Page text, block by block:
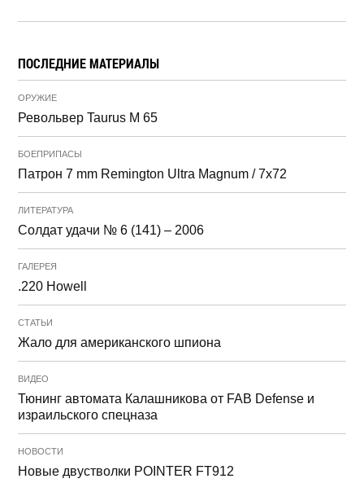
ПОСЛЕДНИЕ МАТЕРИАЛЫ
ОРУЖИЕ
Револьвер Taurus M 65
БОЕПРИПАСЫ
Патрон 7 mm Remington Ultra Magnum / 7x72
ЛИТЕРАТУРА
Солдат удачи № 6 (141) – 2006
ГАЛЕРЕЯ
.220 Howell
СТАТЬИ
Жало для американского шпиона
ВИДЕО
Тюнинг автомата Калашникова от FAB Defense и
израильского спецназа
НОВОСТИ
Новые двустволки POINTER FT912